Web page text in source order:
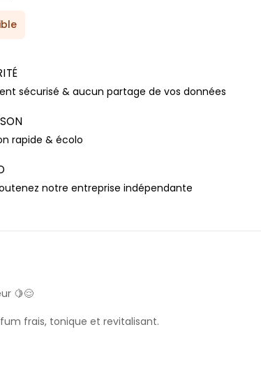
sécurisé & aucun partage de vos données
rapide & écolo
notre entreprise indépendante
🍋😌
frais, tonique et revitalisant.